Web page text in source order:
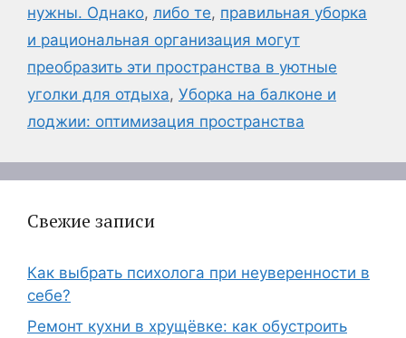
нужны. Однако, либо те, правильная уборка
и рациональная организация могут
преобразить эти пространства в уютные
уголки для отдыха, Уборка на балконе и
лоджии: оптимизация пространства
Свежие записи
Как выбрать психолога при неуверенности в
себе?
Ремонт кухни в хрущёвке: как обустроить